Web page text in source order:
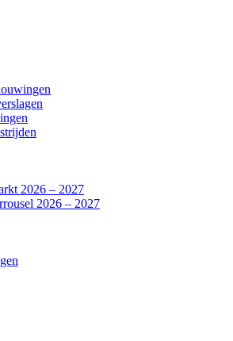
2026 – 2027
2026 – 2027